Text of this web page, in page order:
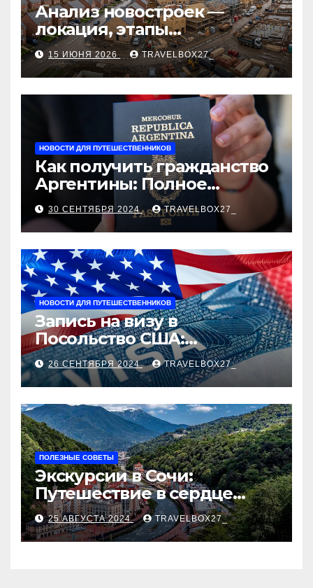
Анализ новостроек —
локация, этапы
строительства, проверка
застройщика, сценарии
оформления сделки и
рыночные ориентиры
15 ИЮНЯ 2026 TRAVELBOX27_
НОВОСТИ ДЛЯ ПУТЕШЕСТВЕННИКОВ
Как получить гражданство
Аргентины: Полное
руководство
30 СЕНТЯБРЯ 2024 TRAVELBOX27_
НОВОСТИ ДЛЯ ПУТЕШЕСТВЕННИКОВ
Запись на визу в
Посольство США:
Пошаговое руководство
26 СЕНТЯБРЯ 2024 TRAVELBOX27_
ПОЛЕЗНЫЕ СОВЕТЫ
Экскурсии в Сочи:
Путешествие в сердце
Черноморского курорта
25 АВГУСТА 2024 TRAVELBOX27_